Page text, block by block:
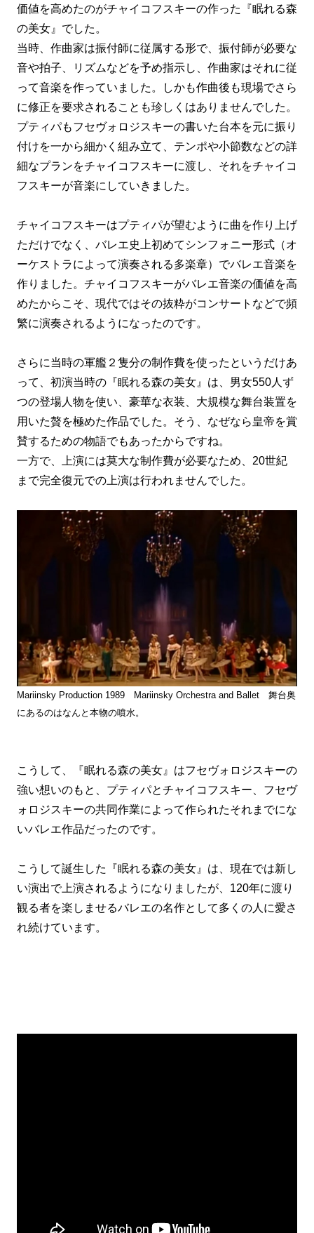
価値を高めたのがチャイコフスキーの作った『眠れる森
の美女』でした。
当時、作曲家は振付師に従属する形で、振付師が必要な
音や拍子、リズムなどを予め指示し、作曲家はそれに従
って音楽を作っていました。しかも作曲後も現場でさら
に修正を要求されることも珍しくはありませんでした。
プティパもフセヴォロジスキーの書いた台本を元に振り
付けを一から細かく組み立て、テンポや小節数などの詳
細なプランをチャイコフスキーに渡し、それをチャイコ
フスキーが音楽にしていきました。
チャイコフスキーはプティパが望むように曲を作り上げ
ただけでなく、バレエ史上初めてシンフォニー形式（オ
ーケストラによって演奏される多楽章）でバレエ音楽を
作りました。チャイコフスキーがバレエ音楽の価値を高
めたからこそ、現代ではその抜粋がコンサートなどで頻
繁に演奏されるようになったのです。
さらに当時の軍艦２隻分の制作費を使ったというだけあ
って、初演当時の『眠れる森の美女』は、男女550人ず
つの登場人物を使い、豪華な衣装、大規模な舞台装置を
用いた贅を極めた作品でした。そう、なぜなら皇帝を賞
賛するための物語でもあったからですね。
一方で、上演には莫大な制作費が必要なため、20世紀
まで完全復元での上演は行われませんでした。
Mariinsky Production 1989 Mariinsky Orchestra and Ballet 舞台奥
にあるのはなんと本物の噴水。
こうして、『眠れる森の美女』はフセヴォロジスキーの
強い想いのもと、プティパとチャイコフスキー、フセヴ
ォロジスキーの共同作業によって作られたそれまでにな
いバレエ作品だったのです。
こうして誕生した『眠れる森の美女』は、現在では新し
い演出で上演されるようになりましたが、120年に渡り
観る者を楽しませるバレエの名作として多くの人に愛さ
れ続けています。